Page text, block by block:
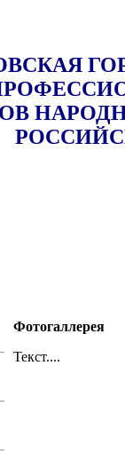
Фотогаллерея
Текст....